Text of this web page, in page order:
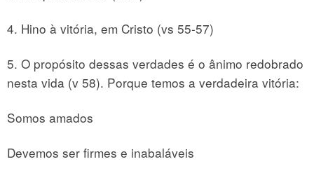
4. Hino à vitória, em Cristo (vs 55-57)
5. O propósito dessas verdades é o ânimo redobrado
nesta vida (v 58). Porque temos a verdadeira vitória:
Somos amados
Devemos ser firmes e inabaláveis